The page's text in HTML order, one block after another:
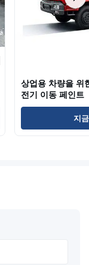
상업용 차량을 위
전기 이동 페인트
지